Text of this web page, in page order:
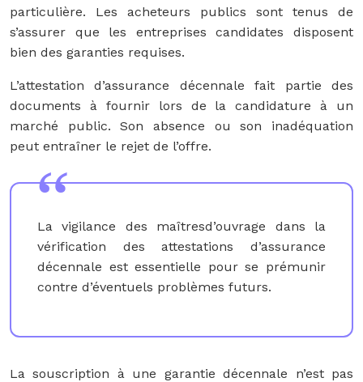
particulière. Les acheteurs publics sont tenus de
s’assurer que les entreprises candidates disposent
bien des garanties requises.
L’attestation d’assurance décennale fait partie des
documents à fournir lors de la candidature à un
marché public. Son absence ou son inadéquation
peut entraîner le rejet de l’offre.
La vigilance des maîtresd’ouvrage dans la
vérification des attestations d’assurance
décennale est essentielle pour se prémunir
contre d’éventuels problèmes futurs.
La souscription à une garantie décennale n’est pas